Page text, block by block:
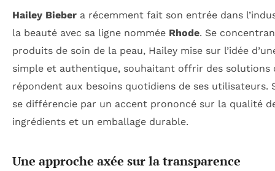
Hailey Bieber a récemment fait son entrée dans
la beauté avec sa ligne nommée Rhode. Se
produits de soin de la peau, Hailey mise sur l’idée
simple et authentique, souhaitant offrir des solutions
répondent aux besoins quotidiens de ses utilisateurs.
se différencie par un accent prononcé sur la qualité
ingrédients et un emballage durable.
Une approche axée sur la transparence